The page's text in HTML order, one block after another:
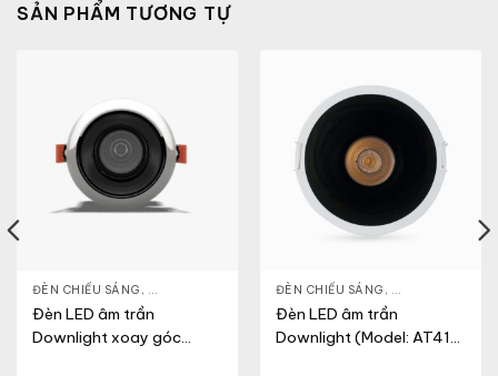
SẢN PHẨM TƯƠNG TỰ
ĐÈN CHIẾU SÁNG , ĐÈN LED DOWNLIGHT, THIẾT BỊ CHIẾU SÁNG
Đèn LED âm trần
Downlight xoay góc
ĐÈN CHIẾU SÁNG , ĐÈN LED
Đèn LED âm trần
Downlight (Model: AT41
, THIẾT BỊ CHIẾU SÁNG